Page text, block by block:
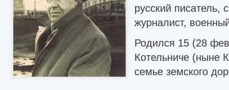
русский писатель,
журналист,
Родился 15 (28
Котельниче (ныне
семье земского